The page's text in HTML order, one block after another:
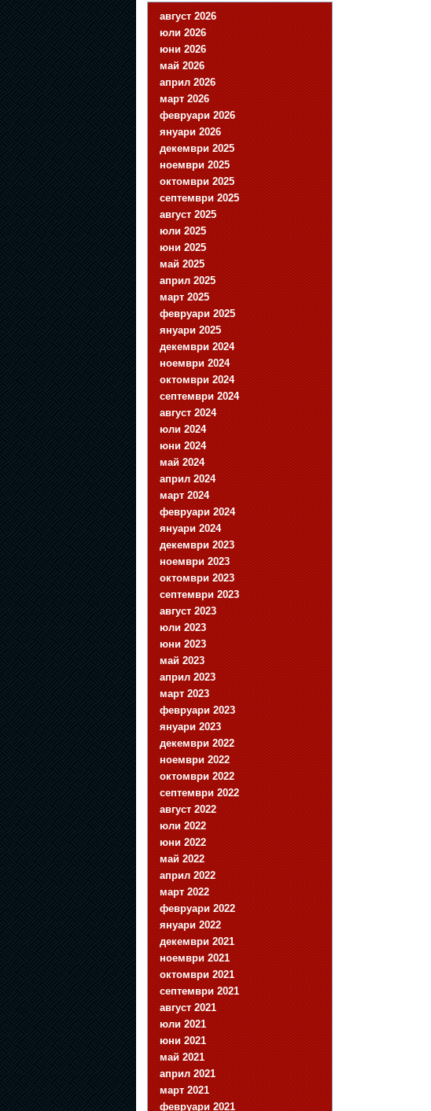
август 2026
юли 2026
юни 2026
май 2026
април 2026
март 2026
февруари 2026
януари 2026
декември 2025
ноември 2025
октомври 2025
септември 2025
август 2025
юли 2025
юни 2025
май 2025
април 2025
март 2025
февруари 2025
януари 2025
декември 2024
ноември 2024
октомври 2024
септември 2024
август 2024
юли 2024
юни 2024
май 2024
април 2024
март 2024
февруари 2024
януари 2024
декември 2023
ноември 2023
октомври 2023
септември 2023
август 2023
юли 2023
юни 2023
май 2023
април 2023
март 2023
февруари 2023
януари 2023
декември 2022
ноември 2022
октомври 2022
септември 2022
август 2022
юли 2022
юни 2022
май 2022
април 2022
март 2022
февруари 2022
януари 2022
декември 2021
ноември 2021
октомври 2021
септември 2021
август 2021
юли 2021
юни 2021
май 2021
април 2021
март 2021
февруари 2021